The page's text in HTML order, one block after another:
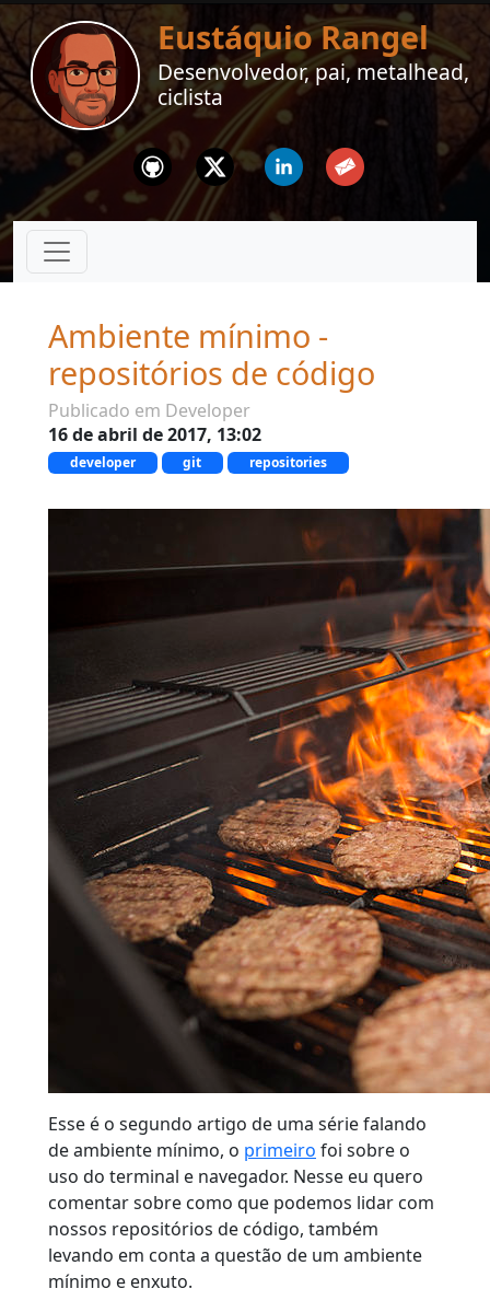
Eustáquio Rangel
Desenvolvedor, pai, metalhead,
ciclista
Github Twitter Linkedin Email
Ambiente mínimo -
repositórios de código
Publicado em Developer
16 de abril de 2017, 13:02
developer git repositories
Esse é o segundo artigo de uma série falando
de ambiente mínimo, o primeiro foi sobre o
uso do terminal e navegador. Nesse eu quero
comentar sobre como que podemos lidar com
nossos repositórios de código, também
levando em conta a questão de um ambiente
mínimo e enxuto.